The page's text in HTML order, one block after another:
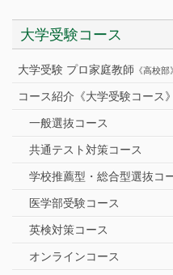
大学受験コース
大学受験 プロ家庭教師 《高校部》
コース紹介《大学受験コース》
一般選抜コース
共通テスト対策コース
学校推薦型・総合型選抜コ
医学部受験コース
英検対策コース
オンラインコース